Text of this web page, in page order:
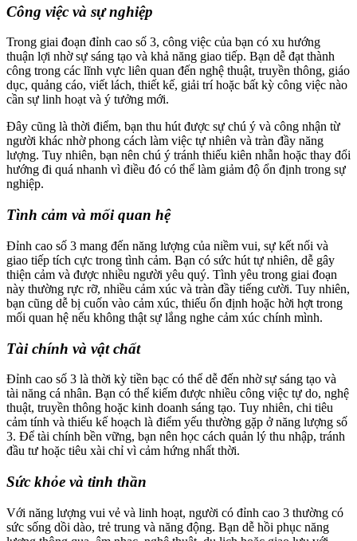
Công việc và sự nghiệp
Trong giai đoạn đỉnh cao số 3, công việc của bạn có xu hướng
thuận lợi nhờ sự sáng tạo và khả năng giao tiếp. Bạn dễ đạt thành
công trong các lĩnh vực liên quan đến nghệ thuật, truyền thông, giáo
dục, quảng cáo, viết lách, thiết kế, giải trí hoặc bất kỳ công việc nào
cần sự linh hoạt và ý tưởng mới.
Đây cũng là thời điểm, bạn thu hút được sự chú ý và công nhận từ
người khác nhờ phong cách làm việc tự nhiên và tràn đầy năng
lượng. Tuy nhiên, bạn nên chú ý tránh thiếu kiên nhẫn hoặc thay đổi
hướng đi quá nhanh vì điều đó có thể làm giảm độ ổn định trong sự
nghiệp.
Tình cảm và mối quan hệ
Đỉnh cao số 3 mang đến năng lượng của niềm vui, sự kết nối và
giao tiếp tích cực trong tình cảm. Bạn có sức hút tự nhiên, dễ gây
thiện cảm và được nhiều người yêu quý. Tình yêu trong giai đoạn
này thường rực rỡ, nhiều cảm xúc và tràn đầy tiếng cười. Tuy nhiên,
bạn cũng dễ bị cuốn vào cảm xúc, thiếu ổn định hoặc hời hợt trong
mối quan hệ nếu không thật sự lắng nghe cảm xúc chính mình.
Tài chính và vật chất
Đỉnh cao số 3 là thời kỳ tiền bạc có thể dễ đến nhờ sự sáng tạo và
tài năng cá nhân. Bạn có thể kiếm được nhiều công việc tự do, nghệ
thuật, truyền thông hoặc kinh doanh sáng tạo. Tuy nhiên, chi tiêu
cảm tính và thiếu kế hoạch là điểm yếu thường gặp ở năng lượng số
3. Để tài chính bền vững, bạn nên học cách quản lý thu nhập, tránh
đầu tư hoặc tiêu xài chỉ vì cảm hứng nhất thời.
Sức khỏe và tinh thần
Với năng lượng vui vẻ và linh hoạt, người có đỉnh cao 3 thường có
sức sống dồi dào, trẻ trung và năng động. Bạn dễ hồi phục năng